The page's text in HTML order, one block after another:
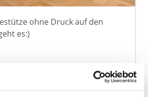
ohne Druck auf den
es:)